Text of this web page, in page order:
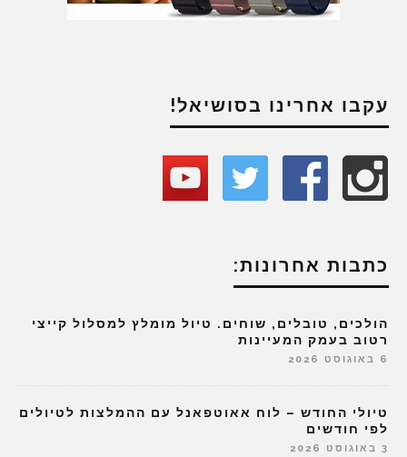
עקבו אחרינו בסושיאל!
כתבות אחרונות:
הולכים, טובלים, שוחים. טיול מומלץ למסלול קייצי
רטוב בעמק המעיינות
6 באוגוסט 2026
טיולי החודש – לוח אאוטפאנל עם ההמלצות לטיולים
לפי חודשים
3 באוגוסט 2026